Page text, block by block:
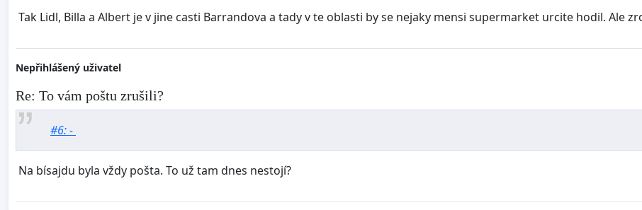
Tak Lidl, Billa a Albert je v jine casti Barrandova a tady v te oblasti by se nejaky mensi supermarket urcite hodil. Ale
Nepřihlášený uživatel
Re: To vám poštu zrušili?
#6: -
Na bísajdu byla vždy pošta. To už tam dnes nestojí?